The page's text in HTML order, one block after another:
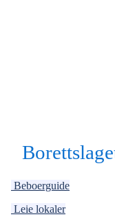
Beboerguide
Leie lokaler